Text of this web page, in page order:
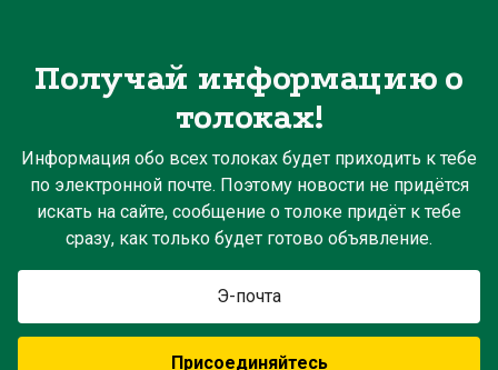
Получай информацию о
толоках!
Информация обо всех толоках будет приходить к тебе
по электронной почте. Поэтому новости не придётся
искать на сайте, сообщение о толоке придёт к тебе
сразу, как только будет готово объявление.